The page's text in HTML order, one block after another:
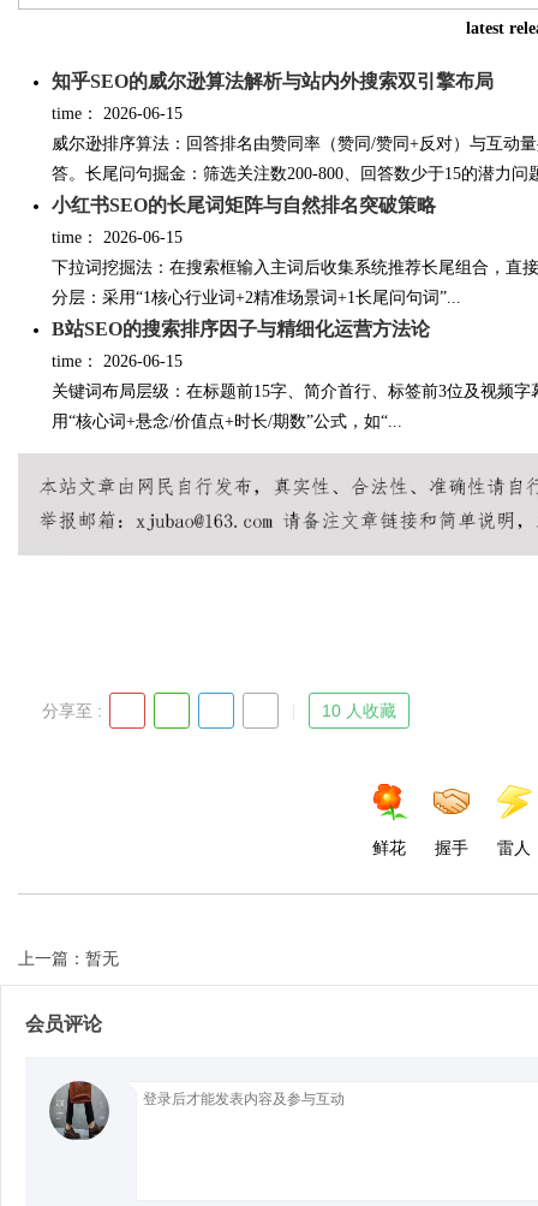
latest
知乎SEO的威尔逊算法解析与站内外搜索双引擎布局
time：
2026-06-15
威尔逊排序算法：回答排名由赞同率（赞同/赞同+反对）与互动
答。长尾问句掘金：筛选关注数200-800、回答数少于15的潜力问
小红书SEO的长尾词矩阵与自然排名突破策略
time：
2026-06-15
下拉词挖掘法：在搜索框输入主词后收集系统推荐长尾组合，直
分层：采用“1核心行业词+2精准场景词+1长尾问句词”...
B站SEO的搜索排序因子与精细化运营方法论
time：
2026-06-15
关键词布局层级：在标题前15字、简介首行、标签前3位及视频
用“核心词+悬念/价值点+时长/期数”公式，如“...
分享至 : 10 人收藏
鲜花 握手 雷人
上一篇：暂无
会员评论